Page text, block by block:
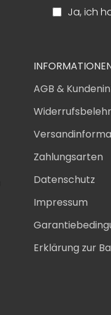
Ja, ich
AGB &
Zahlungsarten
Datenschutz
Impressum
Erklärung zur